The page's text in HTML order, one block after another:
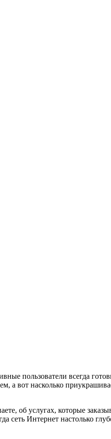
пользователи всегда
а вот насколько
об услугах, которые
сеть Интернет настолько